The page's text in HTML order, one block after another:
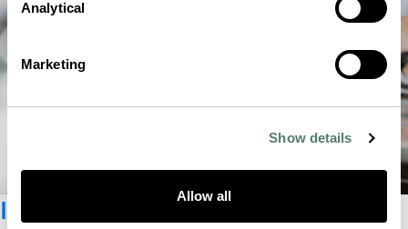
Analytical
Marketing
Show details
Allow all
Inscrivez-vous à la Newsletter